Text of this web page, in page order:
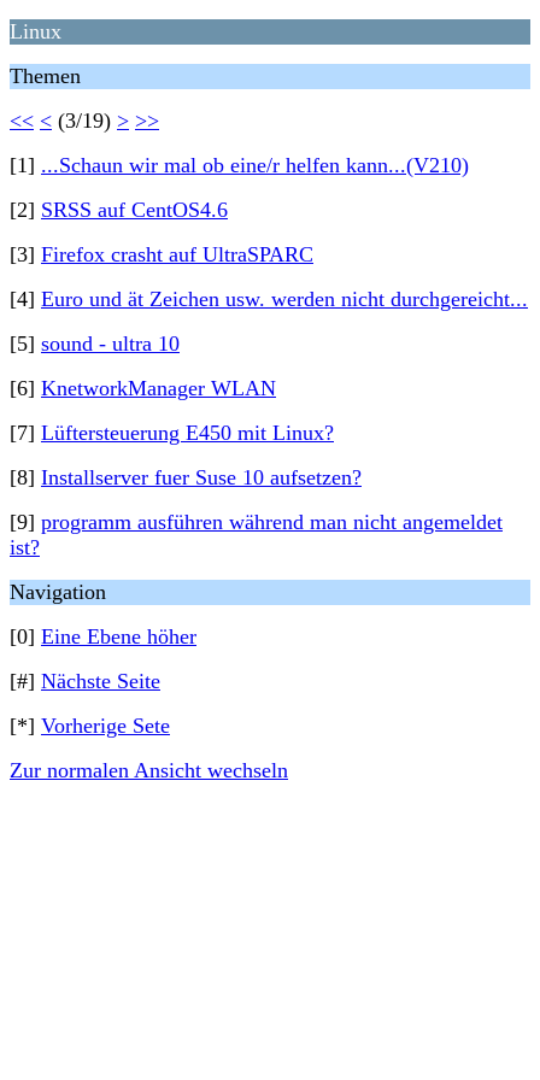
Linux
Themen
<< < (3/19) > >>
[1] ...Schaun wir mal ob eine/r helfen kann...(V210)
[2] SRSS auf CentOS4.6
[3] Firefox crasht auf UltraSPARC
[4] Euro und ät Zeichen usw. werden nicht durchgereicht...
[5] sound - ultra 10
[6] KnetworkManager WLAN
[7] Lüftersteuerung E450 mit Linux?
[8] Installserver fuer Suse 10 aufsetzen?
[9] programm ausführen während man nicht angemeldet
ist?
Navigation
[0] Eine Ebene höher
[#] Nächste Seite
[*] Vorherige Sete
Zur normalen Ansicht wechseln